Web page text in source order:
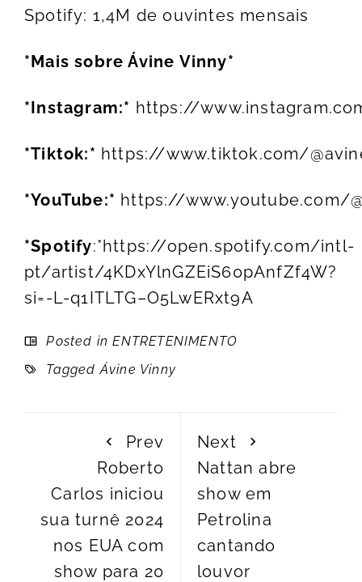
Spotify: 1,4M de ouvintes mensais
*Mais sobre Ávine Vinny*
*Instagram:* https://
*Tiktok:* https://www.tiktok.com/
*YouTube:* https://www.youtube.com/
*Spotify:*https://open.spotify.com/intl-
pt/artist/4KDxYlnGZEiS60pAnfZf4W?
si=-L-q1ITLTG–O5LwERxt9A
Posted inENTRETENIMENTO
TaggedÁvine Vinny
Prev
Roberto
Carlos iniciou
sua turnê 2024
nos EUA com
show para 20
Next
Nattan abre
show em
Petrolina
cantando
louvor